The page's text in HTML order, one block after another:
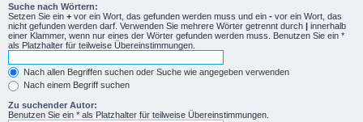
Suche nach Wörtern:
Setzen Sie ein + vor ein Wort, das gefunden werden muss und ein - vor ein Wort, das
nicht gefunden werden darf. Verwenden Sie mehrere Wörter getrennt durch | innerhalb
einer Klammer, wenn nur eines der Wörter gefunden werden muss. Benutzen Sie ein *
als Platzhalter für teilweise Übereinstimmungen.
Nach allen Begriffen suchen oder Suche wie angegeben verwenden
Nach einem Begriff suchen
Zu suchender Autor:
Benutzen Sie ein * als Platzhalter für teilweise Übereinstimmungen.